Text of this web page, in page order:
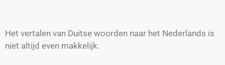
Het vertalen van Duitse woorden naar het Nederlands is
niet altijd even makkelijk.